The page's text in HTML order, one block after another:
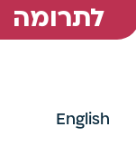
English
לתרומה